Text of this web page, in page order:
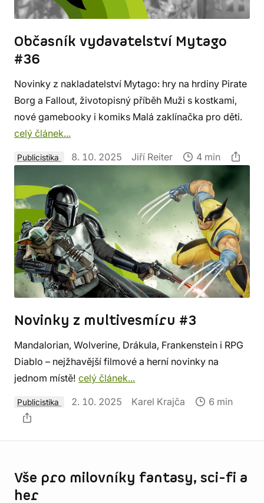
Občasník vydavatelství Mytago
#36
Novinky z nakladatelství Mytago: hry na hrdiny Pirate
Borg a Fallout, životopisný příběh Muži s kostkami,
nové gamebooky i komiks Malá zaklínačka pro děti.
celý článek...
Publicistika 8. 10. 2025 Jiří Reiter 4 min
Novinky z multivesmíru #3
Mandalorian, Wolverine, Drákula, Frankenstein i RPG
Diablo – nejžhavější filmové a herní novinky na
jednom místě! celý článek...
Publicistika 2. 10. 2025 Karel Krajča 6 min
Vše pro milovníky fantasy, sci-fi a
her